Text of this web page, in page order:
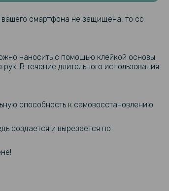
вашего смартфона не защищена, то со
наносить с помощью клейкой основы
В течение длительного использования
способность к самовосстановлению
создается и вырезается по